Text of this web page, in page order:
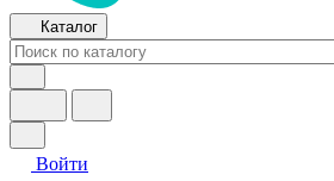
Каталог
Войти